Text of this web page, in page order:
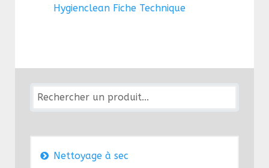
Hygienclean Fiche Technique
Nettoyage à sec